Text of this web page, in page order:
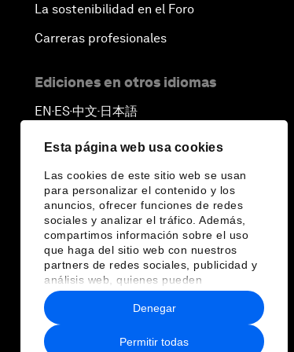
Esta página web usa cookies
Las cookies de este sitio web se usan
para personalizar el contenido y los
anuncios, ofrecer funciones de redes
sociales y analizar el tráfico. Además,
compartimos información sobre el uso
que haga del sitio web con nuestros
partners de redes sociales, publicidad y
análisis web, quienes pueden
combinarla con otra información que les
haya proporcionado o que hayan
recopilado a partir del uso que haya
hecho de sus servicios.
Permitir todas
Denegar
La sostenibilidad en el Foro
Carreras profesionales
Ediciones en otros idiomas
EN ▪ ES▪中文▪ 日本語